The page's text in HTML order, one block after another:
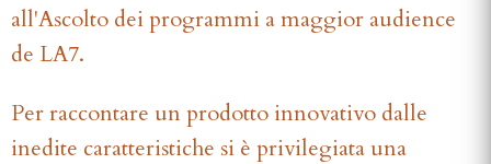
all'Ascolto dei programmi a maggior audience
de LA7.
Per raccontare un prodotto innovativo dalle
inedite caratteristiche si è privilegiata una